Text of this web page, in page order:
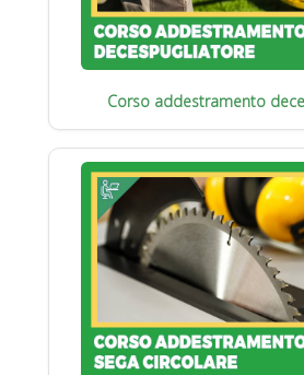
Corso addestramento